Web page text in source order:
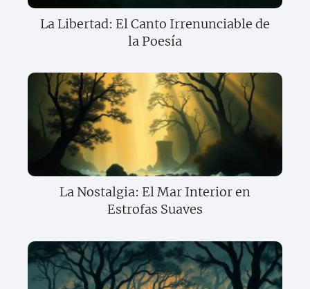
La Libertad: El Canto Irrenunciable de
la Poesía
La Nostalgia: El Mar Interior en
Estrofas Suaves